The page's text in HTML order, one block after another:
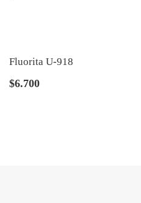
Fluorita U-918
$6.700